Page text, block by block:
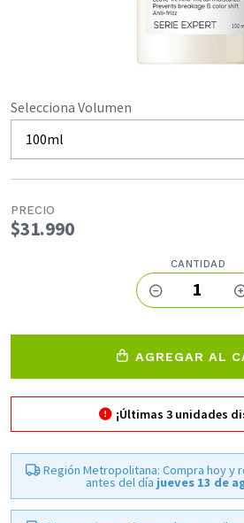
Selecciona Volumen
PRECIO
$31.990
CANTIDAD
1
AGREGAR AL
¡Últimas 3unidades
Región Metropolitana: Compra hoy y
antes del día jueves 13 de